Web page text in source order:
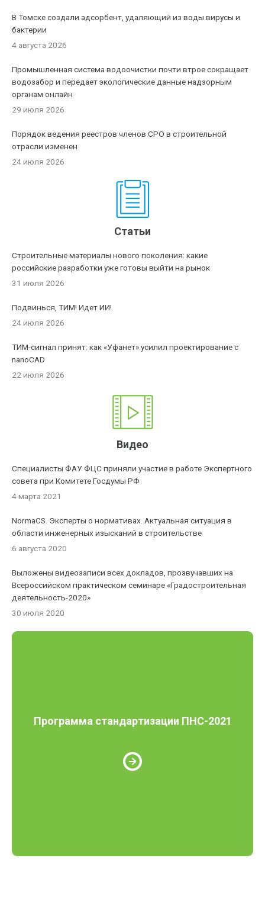
В Томске создали адсорбент, удаляющий из воды вирусы и
бактерии
4 августа 2026
Промышленная система водоочистки почти втрое сокращает
водозабор и передает экологические данные надзорным
органам онлайн
29 июля 2026
Порядок ведения реестров членов СРО в строительной
отрасли изменен
24 июля 2026
Статьи
Строительные материалы нового поколения: какие
российские разработки уже готовы выйти на рынок
31 июля 2026
Подвинься, ТИМ! Идет ИИ!
24 июля 2026
ТИМ-сигнал принят: как «Уфанет» усилил проектирование с
nanoCAD
22 июля 2026
Видео
Специалисты ФАУ ФЦС приняли участие в работе Экспертного
совета при Комитете Госдумы РФ
4 марта 2021
NormaCS. Эксперты о нормативах. Актуальная ситуация в
области инженерных изысканий в строительстве
6 августа 2020
Выложены видеозаписи всех докладов, прозвучавших на
Всероссийском практическом семинаре «Градостроительная
деятельность-2020»
30 июля 2020
Программа стандартизации ПНС-2021